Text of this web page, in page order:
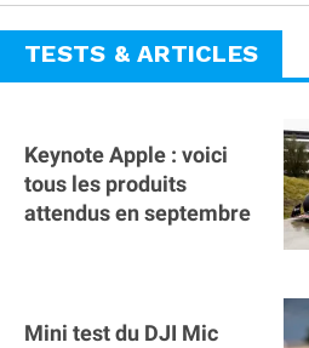
TESTS & ARTICLES
Keynote Apple : voici
tous les produits
attendus en septembre
Mini test du DJI Mic